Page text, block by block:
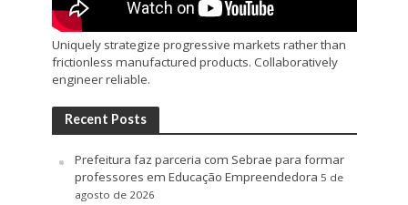
Uniquely strategize progressive markets rather than
frictionless manufactured products. Collaboratively
engineer reliable.
Recent Posts
Prefeitura faz parceria com Sebrae para formar
professores em Educação Empreendedora 5 de
agosto de 2026